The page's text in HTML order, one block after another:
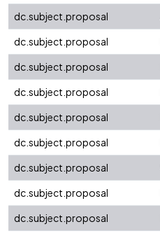
dc.subject.proposal
dc.subject.proposal
dc.subject.proposal
dc.subject.proposal
dc.subject.proposal
dc.subject.proposal
dc.subject.proposal
dc.subject.proposal
dc.subject.proposal